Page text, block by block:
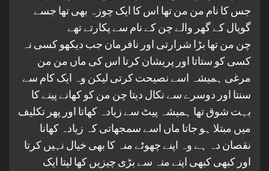
جس کا نام من من تھا اس کا ایک چوزہ بھی تھا جسے
گوپال کے گھر والے چن کے نام سے پکارتے تھے
چن من تھا بڑا شرارتی اور نافرمان جب دیکھو کسی نہ
کسی کو ستاتا اور پریشان کرتا اس کی ماں من من
مرغی ہمیشہ اسے نصیحت کرتی لیکن وہ ایک کام سے
سنتا اور دوسرے سے نکال دیتا چن من کو کھانے پینے کا
بہت شوق تھا ہمیشہ پیٹ سے زیادہ کھاتا اور پھر تکلیف
میں مبتلا ہو جاتا ماں اسے سمجھاتی کہ زیادہ کھانا
نقصان دہ ہے وہ اپنے چھوٹے منہ کا بھی خیال نہیں کرتا
اور کبھی کبھی اپنے منہ سے بڑی چیزیں کھا لیتا ایک